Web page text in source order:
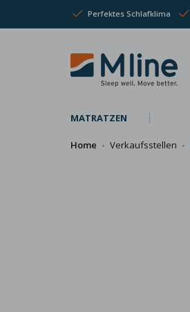
Perfektes Schlafklima
MATRATZEN
Home Verkaufsstellen